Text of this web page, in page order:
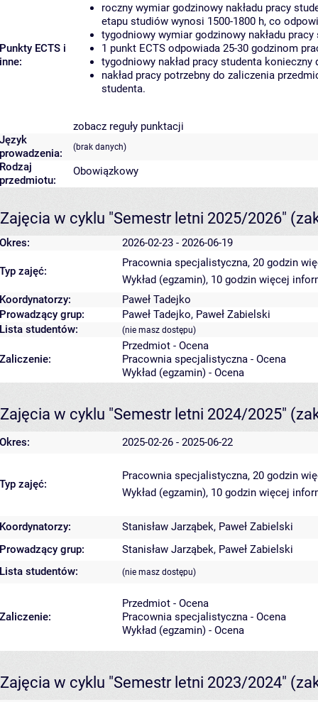
Punkty ECTS i
inne:
roczny wymiar godzinowy nakładu pracy
etapu studiów wynosi 1500-1800 h, co
tygodniowy wymiar godzinowy nakładu
1 punkt ECTS odpowiada 25-30 godzinom
tygodniowy nakład pracy studenta
nakład pracy potrzebny do zaliczenia
studenta.
zobacz reguły punktacji
Język
prowadzenia:
(brak danych)
Rodzaj
przedmiotu:
Obowiązkowy
Zajęcia w cyklu "Semestr letni 2025/2026"
Okres: 2026-02-23 - 2026-06-19
Typ zajęć:
Pracownia specjalistyczna, 20 godzin
Wykład (egzamin), 10 godzin więcej
Koordynatorzy:
Paweł Tadejko
Prowadzący grup:
Paweł Tadejko, Paweł Zabielski
Lista studentów:
(nie masz dostępu)
Zaliczenie:
Przedmiot - Ocena
Pracownia specjalistyczna - Ocena
Wykład (egzamin) - Ocena
Zajęcia w cyklu "Semestr letni 2024/2025"
Okres: 2025-02-26 - 2025-06-22
Typ zajęć:
Pracownia specjalistyczna, 20 godzin
Wykład (egzamin), 10 godzin więcej
Koordynatorzy: Stanisław Jarząbek, Paweł Zabielski
Prowadzący grup:
Stanisław Jarząbek, Paweł Zabielski
Lista studentów:
(nie masz dostępu)
Zaliczenie:
Przedmiot - Ocena
Pracownia specjalistyczna - Ocena
Wykład (egzamin) - Ocena
Zajęcia w cyklu "Semestr letni 2023/2024"